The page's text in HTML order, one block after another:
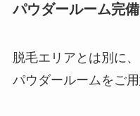
パウダールーム完備
脱毛エリアとは別に
パウダールームをご用